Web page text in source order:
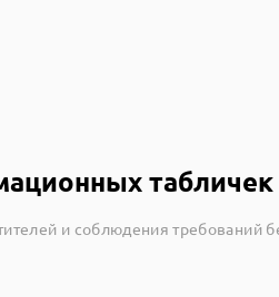
табличек
и соблюдения требований